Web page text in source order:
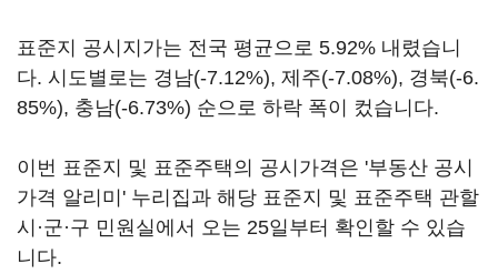
표준지 공시지가는 전국 평균으로 5.92% 내렸습니
다. 시도별로는 경남(-7.12%), 제주(-7.08%), 경북(-6.
85%), 충남(-6.73%) 순으로 하락 폭이 컸습니다.
이번 표준지 및 표준주택의 공시가격은 '부동산 공시
가격 알리미' 누리집과 해당 표준지 및 표준주택 관할
시·군·구 민원실에서 오는 25일부터 확인할 수 있습
니다.